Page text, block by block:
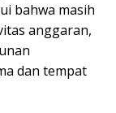
bahwa masih
anggaran,
dan tempat